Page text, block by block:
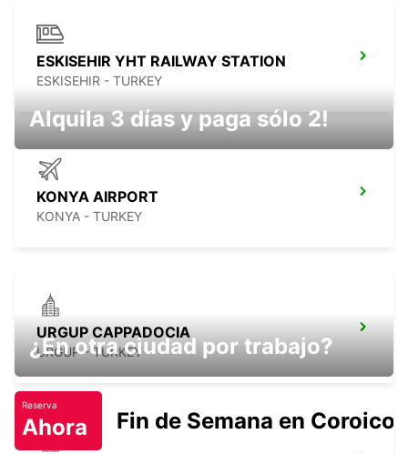
ESKISEHIR YHT RAILWAY STATION
ESKISEHIR - TURKEY
KONYA AIRPORT
KONYA - TURKEY
URGUP CAPPADOCIA
URGUP - TURKEY
Alquila 3 días y paga sólo 2!
¿En otra ciudad por trabajo?
Reserva
Ahora Fin de Semana en Coroico.